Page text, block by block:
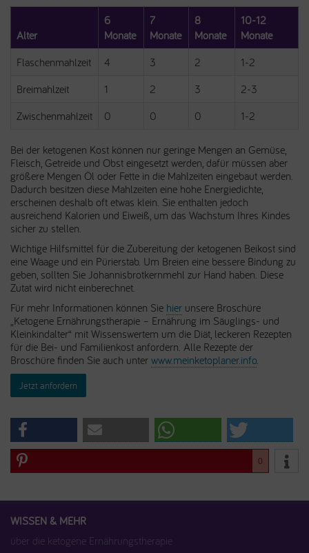
Alter
6
Monate
7
Monate
8
Monate
10-12
Monate
Flaschenmahlzeit
4 3 2
1-2
Breimahlzeit
1 2 3
2-3
Zwischenmahlzeit
0 0 0 1-2
Bei der ketogenen Kost können nur geringe Mengen an Gemüse,
Fleisch, Getreide und Obst eingesetzt werden, dafür müssen aber
größere Mengen Öl oder Fette in die Mahlzeiten eingebaut werden.
Dadurch besitzen diese Mahlzeiten eine hohe Energiedichte,
erscheinen deshalb oft etwas klein. Sie enthalten jedoch
ausreichend Kalorien und Eiweiß, um das Wachstum Ihres Kindes
sicher zu stellen.
Wichtige Hilfsmittel für die Zubereitung der ketogenen Beikost sind
eine Waage und ein Pürierstab. Um Breien eine bessere Bindung zu
geben, sollten Sie Johannisbrotkernmehl zur Hand haben. Diese
Zutat wird nicht einberechnet.
Für mehr Informationen können Sie hier unsere Broschüre
„Ketogene Ernährungstherapie – Ernährung im Säuglings- und
Kleinkindalter“ mit Wissenswertem um die Diät, leckeren Rezepten
für die Bei- und Familienkost anfordern. Alle Rezepte der
Broschüre finden Sie auch unter www.meinketoplaner.info.
Jetzt anfordern
0
WISSEN & MEHR
über die ketogene Ernährungstherapie